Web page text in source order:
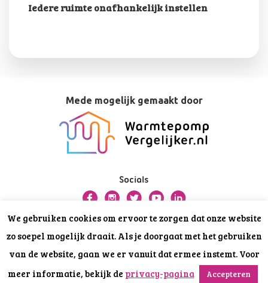
Iedere ruimte onafhankelijk instellen
Mede mogelijk gemaakt door
Socials
Over deze website
Privacy
Disclaimer
We gebruiken cookies om ervoor te zorgen dat onze website
zo soepel mogelijk draait. Als je doorgaat met het gebruiken
van de website, gaan we er vanuit dat ermee instemt. Voor
meer informatie, bekijk de privacy-pagina Accepteren